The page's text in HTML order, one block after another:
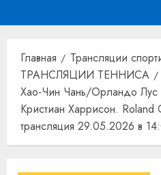
Главная
Трансляции
ТРАНСЛЯЦИИ ТЕННИСА
Хао-Чин Чань/Орландо
Кристиан Харрисон.
трансляция 29.05.2026 в